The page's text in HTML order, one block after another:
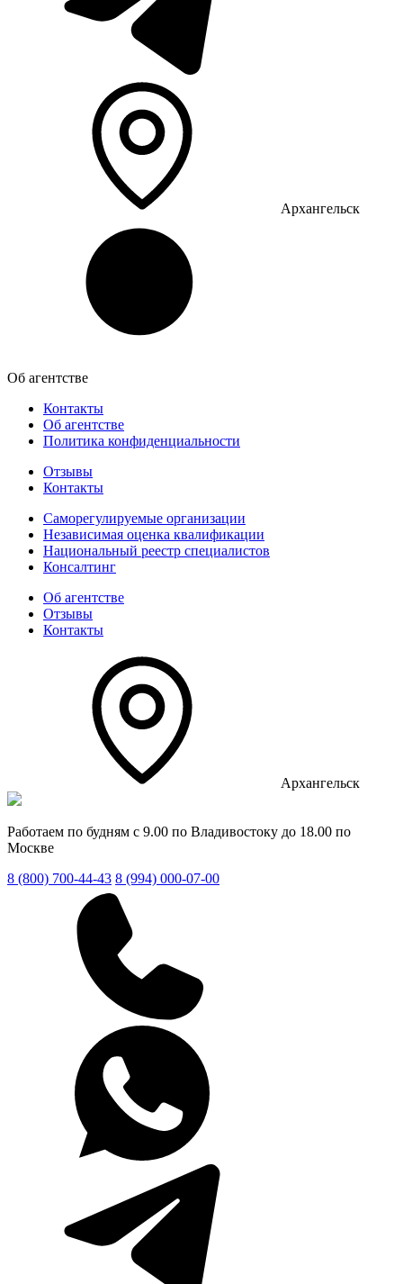
Архангельск
Об агентстве
Контакты
Об агентстве
Политика конфиденциальности
Отзывы
Контакты
Саморегулируемые организации
Независимая оценка квалификации
Национальный реестр специалистов
Консалтинг
Об агентстве
Отзывы
Контакты
Архангельск
Работаем по будням с 9.00 по Владивостоку до 18.00 по
Москве
8 (800) 700-44-43 8 (994) 000-07-00